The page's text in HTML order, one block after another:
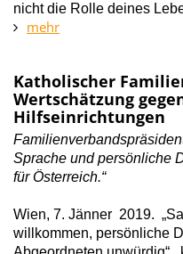
nicht die Rolle deines
mehr
Katholischer
Wertschätzung
Hilfseinrichtungen
Sprache und persönliche
für Österreich.“
Wien, 7. Jänner 2019.
willkommen, persönliche